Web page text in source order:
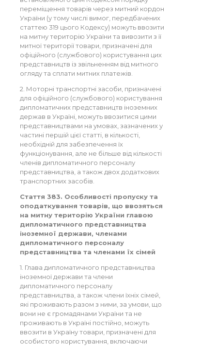
переміщення товарів через митний кордон
України (у тому числі вимог, передбачених
статтею 319 цього Кодексу) можуть ввозити
на митну територію України та вивозити з її
митної території товари, призначені для
офіційного (службового) користування цих
представництв із звільненням від митного
огляду та сплати митних платежів.
2. Моторні транспортні засоби, призначені
для офіційного (службового) користування
дипломатичних представництв іноземних
держав в Україні, можуть ввозитися цими
представництвами на умовах, зазначених у
частині першій цієї статті, в кількості,
необхідній для забезпечення їх
функціонування, але не більше від кількості
членів дипломатичного персоналу
представництва, а також двох додаткових
транспортних засобів.
Стаття 383. Особливості пропуску та
оподаткування товарів, що ввозяться
на митну територію України главою
дипломатичного представництва
іноземної держави, членами
дипломатичного персоналу
представництва та членами їх сімей
1. Глава дипломатичного представництва
іноземної держави та члени
дипломатичного персоналу
представництва, а також члени їхніх сімей,
які проживають разом з ними, за умови, що
вони не є громадянами України та не
проживають в Україні постійно, можуть
ввозити в Україну товари, призначені для
особистого користування, включаючи